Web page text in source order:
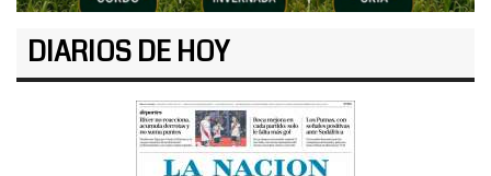
DIARIOS DE HOY